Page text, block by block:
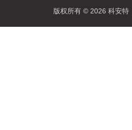
版权所有 © 2026 科安